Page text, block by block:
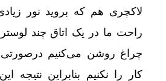
لاکچری هم که بروید نور
راحت ما در یک اتاق چند
چراغ روشن می‌کنیم درصورتی
کار را نکنیم بنابراین نتیجه